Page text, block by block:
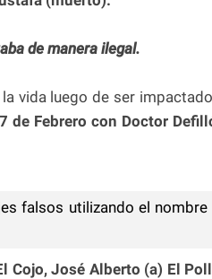
de manera ilegal.
vida luego de ser
de Febrero con Doctor
falsos utilizando el nombre
Cojo, José Alberto (a) El